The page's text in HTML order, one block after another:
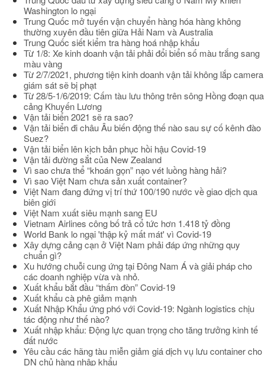
Washington lo ngại
Trung Quốc mở tuyến vận chuyển hàng hóa hàng không
thường xuyên đầu tiên giữa Hải Nam và Australia
Trung Quốc siết kiểm tra hàng hoá nhập khẩu
Từ 1/8: Xe kinh doanh vận tải phải đổi biển số màu trắng sang
màu vàng
Từ 2/7/2021, phương tiện kinh doanh vận tải không lắp camera
giám sát sẽ bị phạt
Từ 28/5-1/6/2019: Cấm tàu lưu thông trên sông Hồng đoạn qua
cảng Khuyến Lương
Vận tải biển 2021 sẽ ra sao?
Vận tải biển đi châu Âu biến động thế nào sau sự cố kênh đào
Suez?
Vận tải biển lên kịch bản phục hồi hậu Covid-19
Vận tải đường sắt của New Zealand
Vì sao chưa thể “khoán gọn” nạo vét luồng hàng hải?
Vì sao Việt Nam chưa sản xuất container?
Việt Nam đang đứng vị trí thứ 100/190 nước về giao dịch qua
biên giới
Việt Nam xuất siêu mạnh sang EU
Vietnam Airlines công bố trả cổ tức hơn 1.418 tỷ đồng
World Bank lo ngại 'thập kỷ mất mát' vì Covid-19
Xây dựng cảng cạn ở Việt Nam phải đáp ứng những quy
chuẩn gì?
Xu hướng chuỗi cung ứng tại Đông Nam Á và giải pháp cho
các doanh nghiệp vừa và nhỏ.
Xuất khẩu bắt đầu “thấm đòn” Covid-19
Xuất khẩu cà phê giảm mạnh
Xuất Nhập Khẩu ứng phó với Covid-19: Ngành logistics chịu
tác động như thế nào?
Xuất nhập khẩu: Động lực quan trọng cho tăng trưởng kinh tế
đất nước
Yêu cầu các hãng tàu miễn giảm giá dịch vụ lưu container cho
DN chủ hàng nhập khẩu